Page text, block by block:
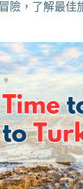
險，了解最佳